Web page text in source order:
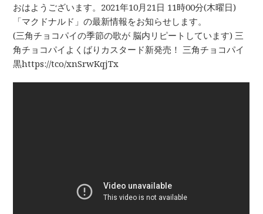
おはようございます。2021年10月21日 11時00分(木曜日)
「マクドナルド」の最新情報をお知らせします。
(三角チョコパイの季節の歌が 脳内リピートしています) 三
角チョコパイよくばりカスタード新発売！ 三角チョコパイ
黒https://tco/xnSrwKqjTx